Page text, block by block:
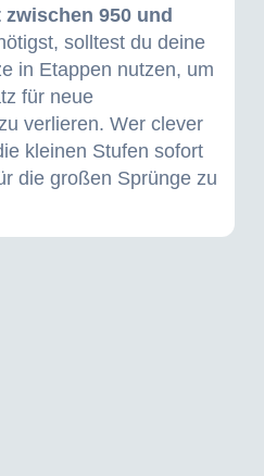
950 und
solltest du deine
in Etappen nutzen, um
für neue
verlieren. Wer clever
kleinen Stufen sofort
die großen Sprünge zu